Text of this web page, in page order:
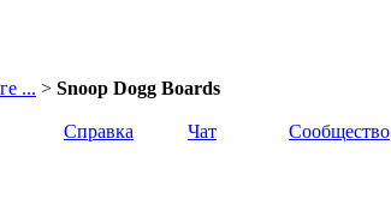
... > Snoop Dogg Boards
Справка Чат Сообщество